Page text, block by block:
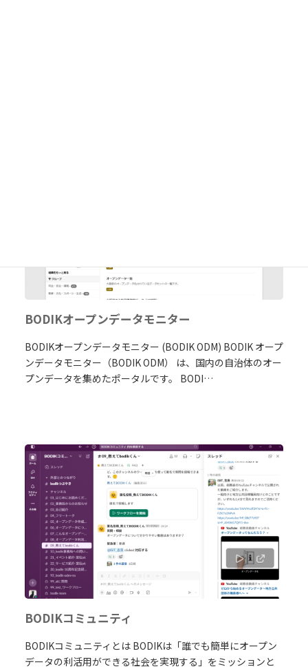
BODIKオープンデータモニター
BODIKオープンデータモニター (BODIK ODM) BODIK オープ
ンデータモニター（BODIK ODM） は、国内の自治体のオー
プンデータを集めたポータルです。 BODI…
BODIKコミュニティ
BODIKコミュニティとは BODIKは「誰でも簡単にオープン
データの利活用ができる社会を実現する」をミッションと